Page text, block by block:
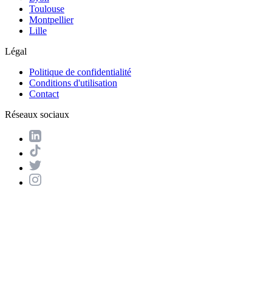
Toulouse
Montpellier
Lille
Légal
Politique de confidentialité
Conditions d'utilisation
Contact
Réseaux sociaux